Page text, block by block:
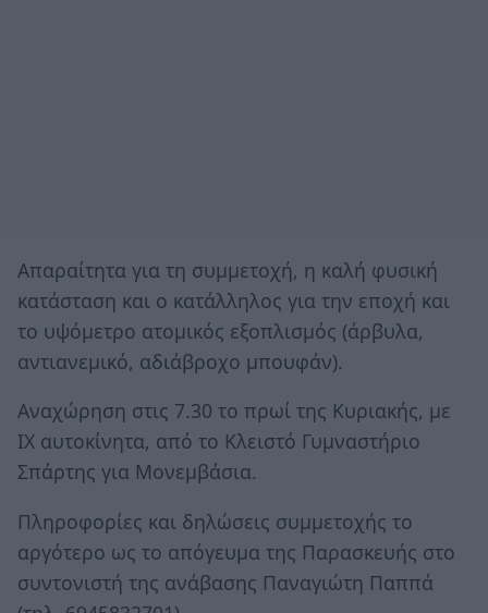
Απαραίτητα για τη συμμετοχή, η καλή φυσική
κατάσταση και ο κατάλληλος για την εποχή και
το υψόμετρο ατομικός εξοπλισμός (άρβυλα,
αντιανεμικό, αδιάβροχο μπουφάν).
Αναχώρηση στις 7.30 το πρωί της Κυριακής, με
ΙΧ αυτοκίνητα, από το Κλειστό Γυμναστήριο
Σπάρτης για Μονεμβάσια.
Πληροφορίες και δηλώσεις συμμετοχής το
αργότερο ως το απόγευμα της Παρασκευής στο
συντονιστή της ανάβασης Παναγιώτη Παππά